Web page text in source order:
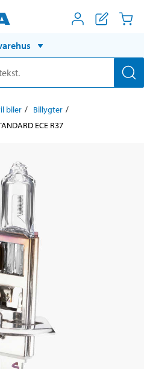
biler
Billygter
ECE R37